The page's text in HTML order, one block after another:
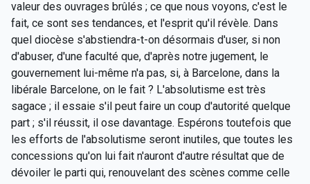
valeur des ouvrages brûlés ; ce que nous voyons, c'est le
fait, ce sont ses tendances, et l'esprit qu'il révèle. Dans
quel diocèse s'abstiendra-t-on désormais d'user, si non
d'abuser, d'une faculté que, d'après notre jugement, le
gouvernement lui-même n'a pas, si, à Barcelone, dans la
libérale Barcelone, on le fait ? L'absolutisme est très
sagace ; il essaie s'il peut faire un coup d'autorité quelque
part ; s'il réussit, il ose davantage. Espérons toutefois que
les efforts de l'absolutisme seront inutiles, que toutes les
concessions qu'on lui fait n'auront d'autre résultat que de
dévoiler le parti qui, renouvelant des scènes comme celle